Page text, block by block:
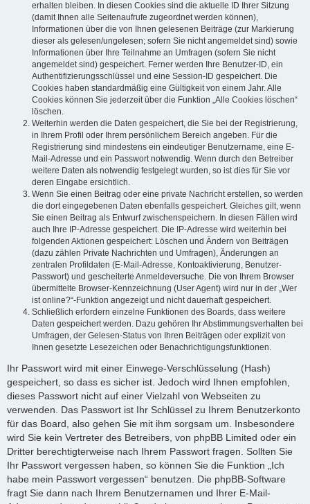
erhalten bleiben. In diesen Cookies sind die aktuelle ID Ihrer Sitzung
(damit Ihnen alle Seitenaufrufe zugeordnet werden können),
Informationen über die von Ihnen gelesenen Beiträge (zur Markierung
dieser als gelesen/ungelesen; sofern Sie nicht angemeldet sind) sowie
Informationen über Ihre Teilnahme an Umfragen (sofern Sie nicht
angemeldet sind) gespeichert. Ferner werden Ihre Benutzer-ID, ein
Authentifizierungsschlüssel und eine Session-ID gespeichert. Die
Cookies haben standardmäßig eine Gültigkeit von einem Jahr. Alle
Cookies können Sie jederzeit über die Funktion „Alle Cookies löschen“
löschen.
Weiterhin werden die Daten gespeichert, die Sie bei der Registrierung,
in Ihrem Profil oder Ihrem persönlichem Bereich angeben. Für die
Registrierung sind mindestens ein eindeutiger Benutzername, eine E-
Mail-Adresse und ein Passwort notwendig. Wenn durch den Betreiber
weitere Daten als notwendig festgelegt wurden, so ist dies für Sie vor
deren Eingabe ersichtlich.
Wenn Sie einen Beitrag oder eine private Nachricht erstellen, so werden
die dort eingegebenen Daten ebenfalls gespeichert. Gleiches gilt, wenn
Sie einen Beitrag als Entwurf zwischenspeichern. In diesen Fällen wird
auch Ihre IP-Adresse gespeichert. Die IP-Adresse wird weiterhin bei
folgenden Aktionen gespeichert: Löschen und Ändern von Beiträgen
(dazu zählen Private Nachrichten und Umfragen), Änderungen an
zentralen Profildaten (E-Mail-Adresse, Kontoaktivierung, Benutzer-
Passwort) und gescheiterte Anmeldeversuche. Die von Ihrem Browser
übermittelte Browser-Kennzeichnung (User Agent) wird nur in der „Wer
ist online?“-Funktion angezeigt und nicht dauerhaft gespeichert.
Schließlich erfordern einzelne Funktionen des Boards, dass weitere
Daten gespeichert werden. Dazu gehören Ihr Abstimmungsverhalten bei
Umfragen, der Gelesen-Status von Ihren Beiträgen oder explizit von
Ihnen gesetzte Lesezeichen oder Benachrichtigungsfunktionen.
Ihr Passwort wird mit einer Einwege-Verschlüsselung (Hash)
gespeichert, so dass es sicher ist. Jedoch wird Ihnen empfohlen,
dieses Passwort nicht auf einer Vielzahl von Webseiten zu
verwenden. Das Passwort ist Ihr Schlüssel zu Ihrem Benutzerkonto
für das Board, also gehen Sie mit ihm sorgsam um. Insbesondere
wird Sie kein Vertreter des Betreibers, von phpBB Limited oder ein
Dritter berechtigterweise nach Ihrem Passwort fragen. Sollten Sie
Ihr Passwort vergessen haben, so können Sie die Funktion „Ich
habe mein Passwort vergessen“ benutzen. Die phpBB-Software
fragt Sie dann nach Ihrem Benutzernamen und Ihrer E-Mail-